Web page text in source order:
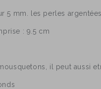
5 mm. les perles
: 9.5 cm
il peut aussi